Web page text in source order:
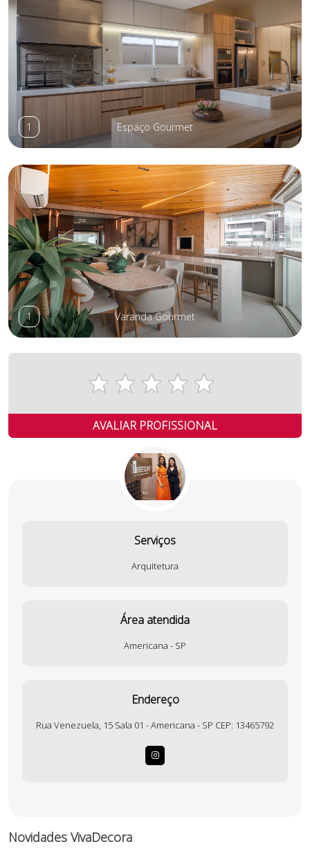
1 Espaço Gourmet
1 Varanda Gourmet
AVALIAR PROFISSIONAL
Serviços
Arquitetura
Área atendida
Americana - SP
Endereço
Rua Venezuela, 15 Sala 01 - Americana - SP CEP: 13465792
Novidades VivaDecora